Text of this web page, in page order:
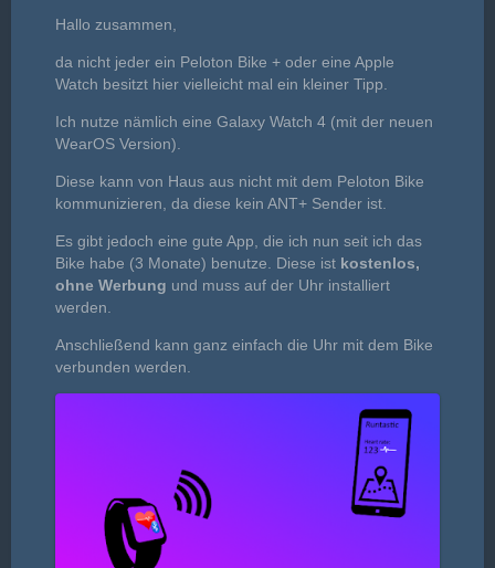
Hallo zusammen,
da nicht jeder ein Peloton Bike + oder eine Apple
Watch besitzt hier vielleicht mal ein kleiner Tipp.
Ich nutze nämlich eine Galaxy Watch 4 (mit der neuen
WearOS Version).
Diese kann von Haus aus nicht mit dem Peloton Bike
kommunizieren, da diese kein ANT+ Sender ist.
Es gibt jedoch eine gute App, die ich nun seit ich das
Bike habe (3 Monate) benutze. Diese ist kostenlos,
ohne Werbung und muss auf der Uhr installiert
werden.
Anschließend kann ganz einfach die Uhr mit dem Bike
verbunden werden.